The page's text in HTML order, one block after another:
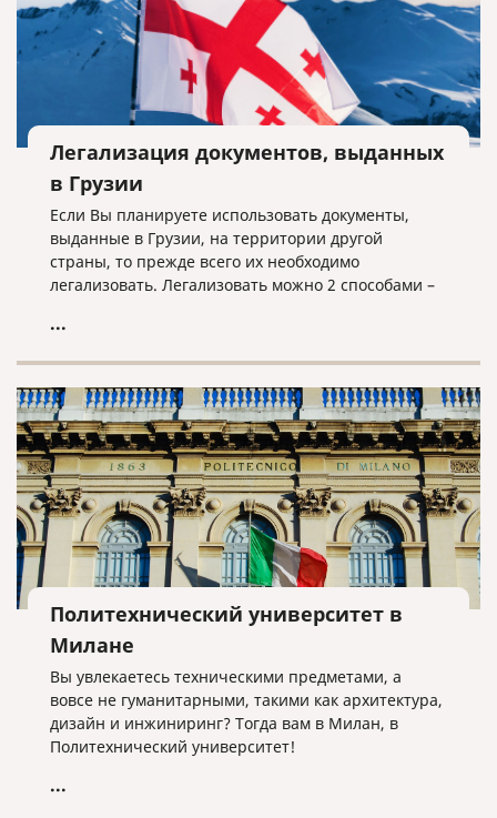
Легализация документов, выданных
в Грузии
Если Вы планируете использовать документы,
выданные в Грузии, на территории другой
страны, то прежде всего их необходимо
легализовать. Легализовать можно 2 способами –
консульская легализация. Для того, чтобы понять
Если страна входит в список стран подписавших
Гаагскую конвенцию, то проставляется штамп
апостиль. Если не входит, то выполняется полная
консульская легализация.
...
Политехнический университет в
Милане
Вы увлекаетесь техническими предметами, а
вовсе не гуманитарными, такими как архитектура,
дизайн и инжиниринг? Тогда вам в Милан, в
Политехнический университет!
...